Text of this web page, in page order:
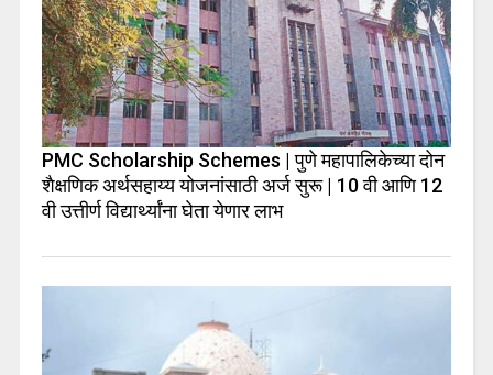
PMC Scholarship Schemes | पुणे महापालिकेच्या दोन
शैक्षणिक अर्थसहाय्य योजनांसाठी अर्ज सुरू | 10 वी आणि 12
वी उत्तीर्ण विद्यार्थ्यांना घेता येणार लाभ